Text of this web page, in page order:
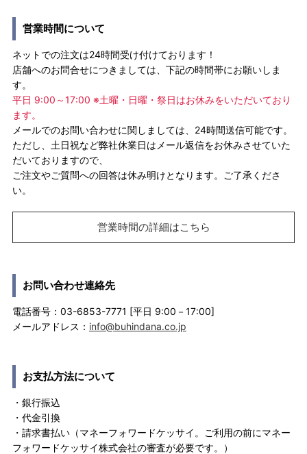
営業時間について
ネットでの注文は24時間受け付けております！
店舗へのお問合せにつきましては、下記の時間帯にお願いしま
す。
平日 9:00～17:00 ※土曜・日曜・祭日はお休みをいただいており
ます。
メールでのお問い合わせに関しましては、24時間送信可能です。
ただし、土日祝など弊社休業日はメール返信をお休みさせていた
だいておりますので、
ご注文やご質問への回答は休み明けとなります。ご了承くださ
い。
営業時間の詳細はこちら
お問い合わせ連絡先
電話番号：03-6853-7771 [平日 9:00－17:00]
メールアドレス： info@buhindana.co.jp
お支払方法について
・銀行振込
・代金引換
・請求書払い（マネーフォワードケッサイ。ご利用の前にマネー
フォワードケッサイ株式会社の審査が必要です。）